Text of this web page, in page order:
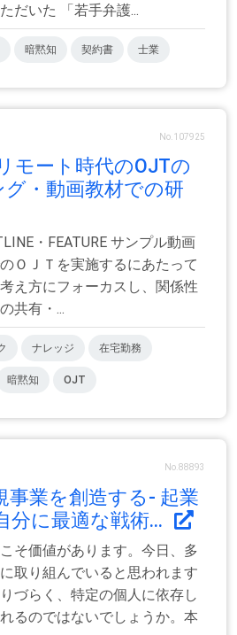
だいた 「若手弁護...
暗黙知 契約書 士業
No.107925
モート時代のOJTの
・動画教材での研
・FEATURE サンプル動画
ＯＪＴを実施するにあたって
え方にフォーカスし、関係性
共有・...
ナレッジ 在宅勤務
暗黙知 OJT
No.88893
事業を創造する- 起業
分に最適な戦術...
そ価値があります。今日、多
取り組んでいると思われます
づらく、特定の個人に依存し
るのではないでしょうか。本